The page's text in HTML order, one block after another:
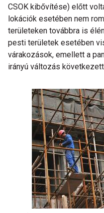
CSOK kibővítése) előtt
lokációk esetében nem
területeken továbbra is
pesti területek esetében
várakozások, emellett a
irányú változás